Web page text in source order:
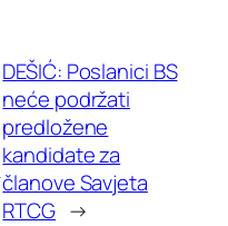
DEŠIĆ: Poslanici BS
neće podržati
predložene
kandidate za
članove Savjeta
RTCG →